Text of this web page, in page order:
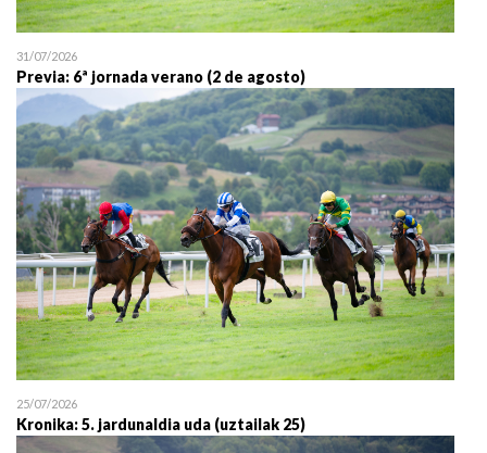
31/07/2026
Previa: 6ª jornada verano (2 de agosto)
25/07/2026
Kronika: 5. jardunaldia uda (uztailak 25)